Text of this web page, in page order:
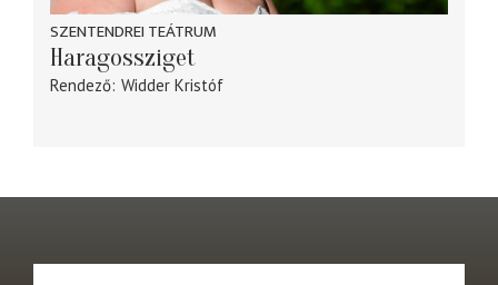
SZENTENDREI TEÁTRUM
Haragossziget
Rendező Widder Kristóf